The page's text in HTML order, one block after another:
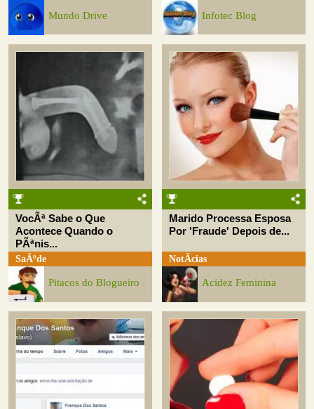
Mundo Drive Infotec Blog
VocÃª Sabe o Que
Acontece Quando o
PÃªnis...
SaÃºde
Pitacos do Blogueiro
Marido Processa Esposa
Por 'Fraude' Depois de...
NotÃ­cias
Acidez Feminina